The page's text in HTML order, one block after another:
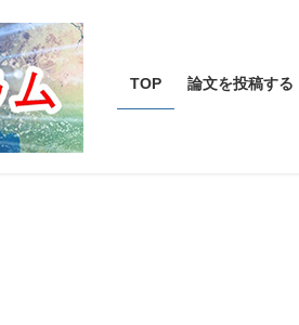
TOP 論文を投稿する